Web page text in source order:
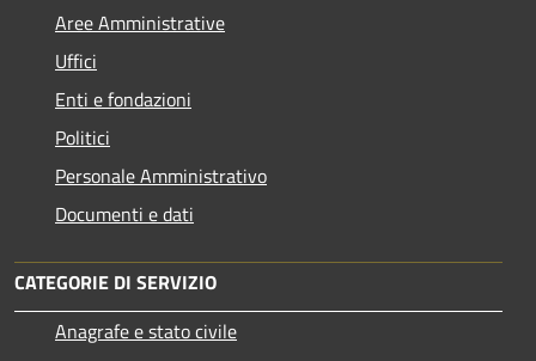
Aree Amministrative
Uffici
Enti e fondazioni
Politici
Personale Amministrativo
Documenti e dati
CATEGORIE DI SERVIZIO
Anagrafe e stato civile